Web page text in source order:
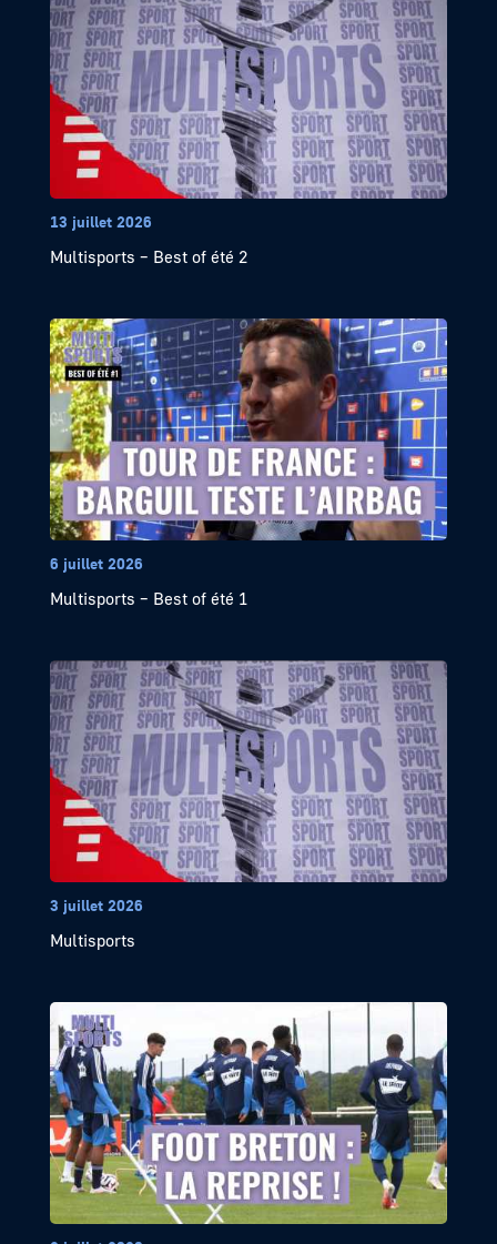
13 juillet 2026
Multisports – Best of été 2
6 juillet 2026
Multisports – Best of été 1
3 juillet 2026
Multisports